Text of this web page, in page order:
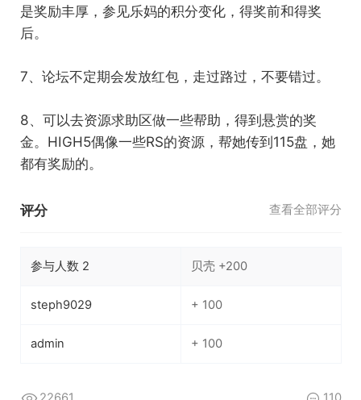
是奖励丰厚，参见乐妈的积分变化，得奖前和得奖
后。
7、论坛不定期会发放红包，走过路过，不要错过。
8、可以去资源求助区做一些帮助，得到悬赏的奖
金。HIGH5偶像一些RS的资源，帮她传到115盘，她
都有奖励的。
评分 查看全部评分
参与人数 2 贝壳 +200
steph9029 + 100
admin + 100